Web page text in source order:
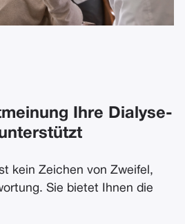
Ihre Dialyse-
kein Zeichen von Zweifel,
Sie bietet Ihnen die